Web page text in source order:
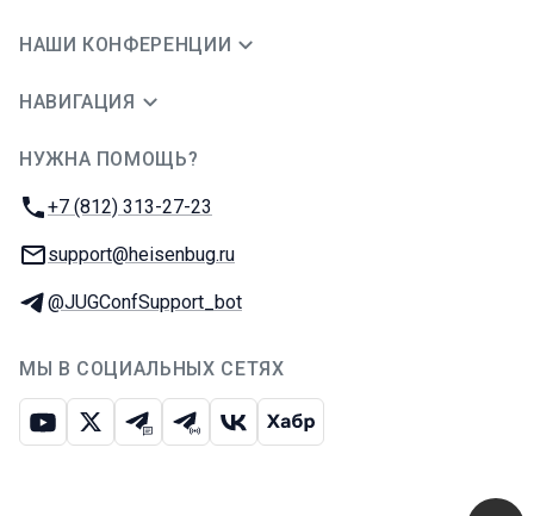
НАШИ КОНФЕРЕНЦИИ
НАВИГАЦИЯ
НУЖНА ПОМОЩЬ?
Телефон:
+7 (812) 313-27-23
E-mail:
support@heisenbug.ru
Телеграм:
@JUGConfSupport_bot
МЫ В СОЦИАЛЬНЫХ СЕТЯХ
ЮтубИкс Телеграм-чат
Телеграм-канал
ВКонтакте
Хабр